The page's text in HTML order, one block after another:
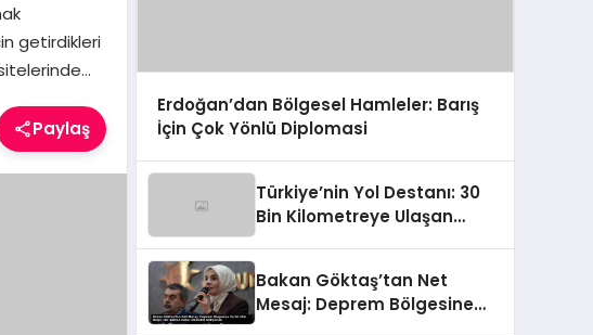
getirdikleri
Paylaş
Erdoğan’dan Bölgesel Hamleler: Barış
İçin Çok Yönlü Diplomasi
Türkiye’nin Yol Destanı: 30
Bin Kilometreye Ulaşan
Bakan Göktaş’tan Net
Mesaj: Deprem Bölgesine